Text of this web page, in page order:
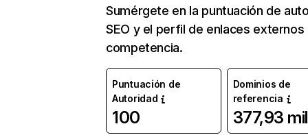
Sumérgete en la puntuación de
SEO y el perfil de enlaces externos
competencia.
Puntuación de
Autoridad
100
Dominios de
referencia
377,93 mil